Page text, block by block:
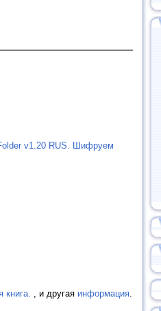
v1.20 RUS. Шифруем
книга. , и другая информация